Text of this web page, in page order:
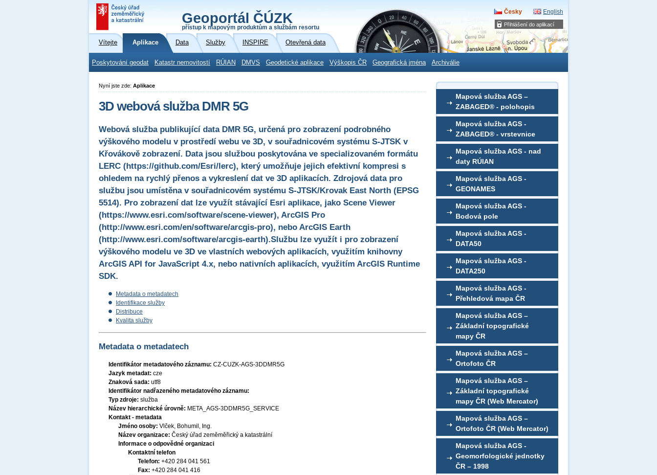
Přihlášení do aplikací
Geoportál ČÚZK
přístup k mapovým produktům a službám resortu
Česky English
Vítejte Aplikace Data Služby INSPIRE Otevřená data
Poskytování geodat Katastr nemovitostí RÚIAN DMVS Geodetické aplikace Výškopis ČR Geografická jména Archiválie
Mapová služba AGS –
ZABAGED® - polohopis
Mapová služba AGS -
ZABAGED® - vrstevnice
Mapová služba AGS - nad
daty RÚIAN
Mapová služba AGS -
GEONAMES
Mapová služba AGS -
Bodová pole
Mapová služba AGS -
DATA50
Mapová služba AGS -
DATA250
Mapová služba AGS -
Přehledová mapa ČR
Mapová služba AGS –
Základní topografické
mapy ČR
Mapová služba AGS –
Ortofoto ČR
Mapová služba AGS –
Základní topografické
mapy ČR (Web Mercator)
Mapová služba AGS –
Ortofoto ČR (Web Mercator)
Mapová služba AGS -
Geomorfologické jednotky
ČR – 1998
Nyní jste zde: Aplikace
3D webová služba DMR 5G
Webová služba publikující data DMR 5G, určená pro zobrazení podrobného
výškového modelu v prostředí webu ve 3D, v souřadnicovém systému S-JTSK v
Křovákově zobrazení. Data jsou službou poskytována ve specializovaném formátu
LERC (https://github.com/Esri/lerc), který umožňuje jejich efektivní kompresi s
ohledem na rychlý přenos a vykreslení dat ve 3D aplikacích. Zdrojová data pro
službu jsou umístěna v souřadnicovém systému S-JTSK/Krovak East North (EPSG
5514). Pro zobrazení dat lze využít stávající Esri aplikace, jako Scene Viewer
(https://www.esri.com/software/scene-viewer), ArcGIS Pro
(http://www.esri.com/en/software/arcgis-pro), nebo ArcGIS Earth
(http://www.esri.com/software/arcgis-earth).Službu lze využít i pro zobrazení
výškového modelu ve 3D ve vlastních webových aplikacích, využitím knihovny
ArcGIS API for JavaScript 4.x, nebo nativních aplikacích, využitím ArcGIS Runtime
SDK.
Metadata o metadatech
Identifikace služby
Distribuce
Kvalita služby
Metadata o metadatech
Identifikátor metadatového záznamu: CZ-CUZK-AGS-3DDMR5G
Jazyk metadat: cze
Znaková sada: utf8
Identifikátor nadřazeného metadatového záznamu:
Typ zdroje: služba
Název hierarchické úrovně: META_AGS-3DDMR5G_SERVICE
Kontakt - metadata
Jméno osoby: Vlček, Bohumil, Ing.
Název organizace: Český úřad zeměměřický a katastrální
Informace o odpovědné organizaci
Kontaktní telefon
Telefon: +420 284 041 561
Fax: +420 284 041 416